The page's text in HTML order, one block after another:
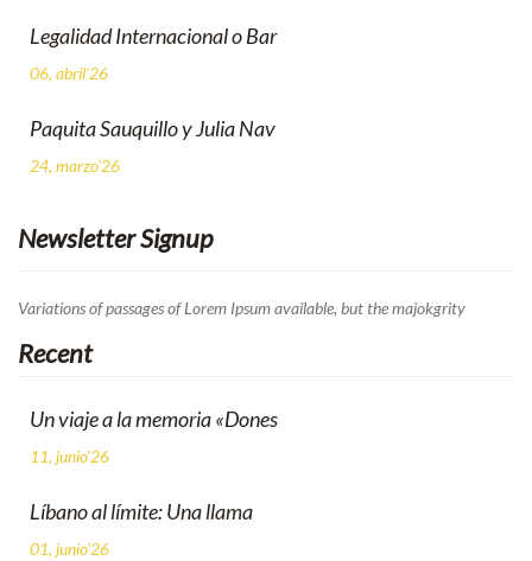
Legalidad Internacional o Bar
06, abril'26
Paquita Sauquillo y Julia Nav
24, marzo'26
Newsletter Signup
Variations of passages of Lorem Ipsum available, but the majokgrity
Recent
Un viaje a la memoria «Dones
11, junio'26
Líbano al límite: Una llama
01, junio'26